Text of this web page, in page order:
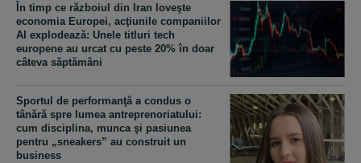
În timp ce războiul din Iran loveşte
economia Europei, acţiunile companiilor
AI explodează: Unele titluri tech
europene au urcat cu peste 20% în doar
câteva săptămâni
Sportul de performanţă a condus o
tânără spre lumea antreprenoriatului:
cum disciplina, munca şi pasiunea
pentru „sneakers” au construit un
business